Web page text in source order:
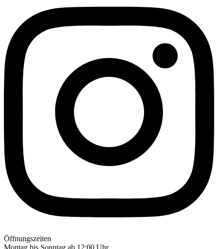
Öffnungszeiten
Montag bis Sonntag ab 12:00 Uhr